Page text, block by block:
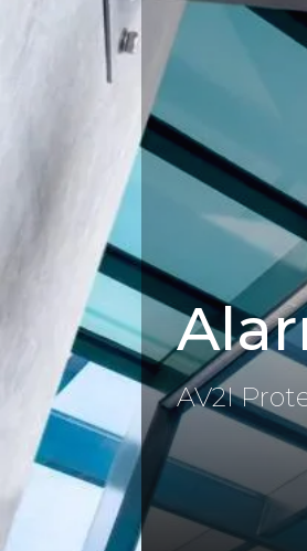
AV2I
Panneau de gestion des cookies